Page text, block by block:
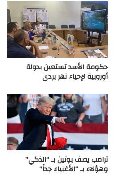
حكومة الأسد تستعين بدولة
أوروبية لإحياء نهر بردى
ترامب يصف بوتين بـ “الذكي”
وهؤلاء بـ “الأغبياء جداً”